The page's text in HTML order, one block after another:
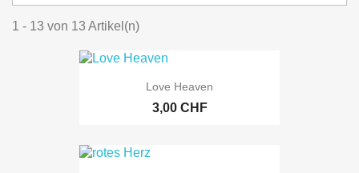
1 - 13 von 13 Artikel(n)
Love Heaven
3,00 CHF